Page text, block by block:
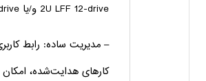
2U LFF 12-drive و/یا SFF 24-drive و استفاده از درایوهای HDD و SSD با ظرفیت بالا.
کارهای هدایت‌شده،